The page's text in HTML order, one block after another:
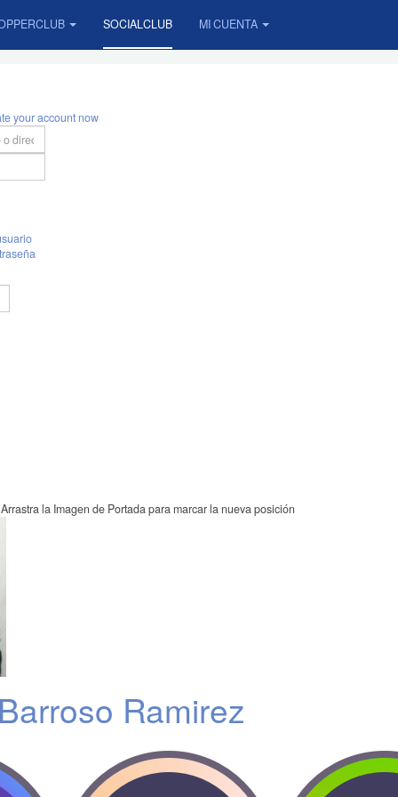
SOCIALCLUB MI CUENTA
your account now
Arrastra la Imagen de Portada para marcar la nueva posición
Ramirez